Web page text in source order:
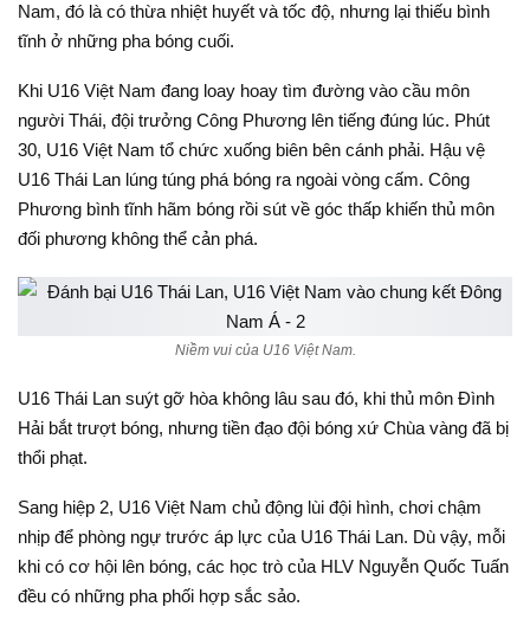
Nam, đó là có thừa nhiệt huyết và tốc độ, nhưng lại thiếu bình
tĩnh ở những pha bóng cuối.
Khi U16 Việt Nam đang loay hoay tìm đường vào cầu môn
người Thái, đội trưởng Công Phương lên tiếng đúng lúc. Phút
30, U16 Việt Nam tổ chức xuống biên bên cánh phải. Hậu vệ
U16 Thái Lan lúng túng phá bóng ra ngoài vòng cấm. Công
Phương bình tĩnh hãm bóng rồi sút về góc thấp khiến thủ môn
đối phương không thể cản phá.
Niềm vui của U16 Việt Nam.
U16 Thái Lan suýt gỡ hòa không lâu sau đó, khi thủ môn Đình
Hải bắt trượt bóng, nhưng tiền đạo đội bóng xứ Chùa vàng đã bị
thổi phạt.
Sang hiệp 2, U16 Việt Nam chủ động lùi đội hình, chơi chậm
nhịp để phòng ngự trước áp lực của U16 Thái Lan. Dù vậy, mỗi
khi có cơ hội lên bóng, các học trò của HLV Nguyễn Quốc Tuấn
đều có những pha phối hợp sắc sảo.